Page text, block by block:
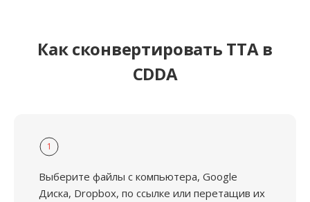
Как сконвертировать TTA в
CDDA
1
Выберите файлы с компьютера, Google
Диска, Dropbox, по ссылке или перетащив их